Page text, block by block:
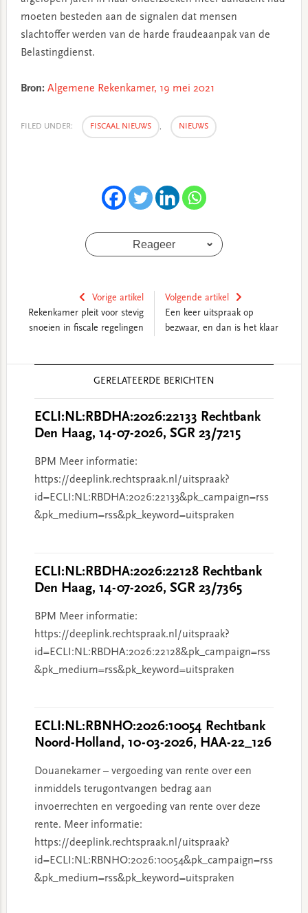
moeten besteden aan de signalen dat mensen
slachtoffer werden van de harde fraudeaanpak van de
Belastingdienst.
Bron: Algemene Rekenkamer, 19 mei 2021
FILED UNDER: FISCAAL NIEUWS , NIEUWS
Reageer
Vorige artikel
Rekenkamer pleit voor stevig
snoeien in fiscale regelingen
Volgende artikel
Een keer uitspraak op
bezwaar, en dan is het klaar
GERELATEERDE BERICHTEN
ECLI:NL:RBDHA:2026:22133 Rechtbank
Den Haag, 14-07-2026, SGR 23/7215
BPM Meer informatie:
https://deeplink.rechtspraak.nl/uitspraak?
id=ECLI:NL:RBDHA:2026:22133&pk_campaign=rss
&pk_medium=rss&pk_keyword=uitspraken
ECLI:NL:RBDHA:2026:22128 Rechtbank
Den Haag, 14-07-2026, SGR 23/7365
BPM Meer informatie:
https://deeplink.rechtspraak.nl/uitspraak?
id=ECLI:NL:RBDHA:2026:22128&pk_campaign=rss
&pk_medium=rss&pk_keyword=uitspraken
ECLI:NL:RBNHO:2026:10054 Rechtbank
Noord-Holland, 10-03-2026, HAA-22_126
Douanekamer – vergoeding van rente over een
inmiddels terugontvangen bedrag aan
invoerrechten en vergoeding van rente over deze
rente. Meer informatie:
https://deeplink.rechtspraak.nl/uitspraak?
id=ECLI:NL:RBNHO:2026:10054&pk_campaign=rss
&pk_medium=rss&pk_keyword=uitspraken